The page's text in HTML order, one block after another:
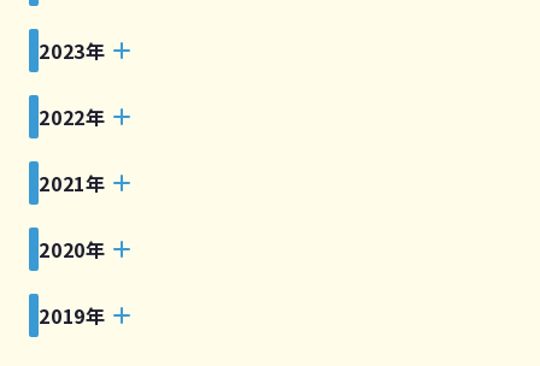
2023年
2022年
2021年
2020年
2019年